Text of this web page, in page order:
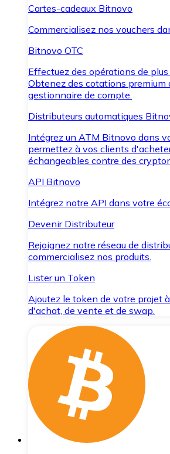
Cartes-cadeaux Bitnovo
Commercialisez nos vouchers
Bitnovo OTC
Effectuez des opérations de
Obtenez des cotations premium
gestionnaire de compte.
Distributeurs automatiques
Intégrez un ATM Bitnovo dans
permettez à vos clients
échangeables contre des
API Bitnovo
Intégrez notre API dans votre
Devenir Distributeur
Rejoignez notre réseau de
commercialisez nos produits.
Lister un Token
Ajoutez le token de votre projet
d'achat, de vente et de swap.